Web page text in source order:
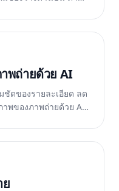
พถ่ายด้วย AI
ชัดของรายละเอียด ลด
ของภาพถ่ายด้วย AI